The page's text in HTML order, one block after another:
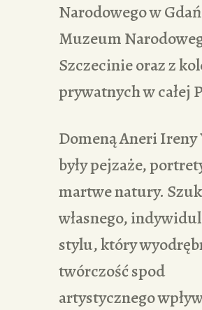
Narodowego w
Muzeum
Szczecinie oraz z
prywatnych w całej
Domeną Aneri Ireny
były pejzaże,
martwe natury.
własnego,
stylu, który
twórczość spod
artystycznego